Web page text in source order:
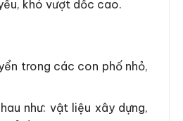
khó vượt dốc cao.
trong các con phố nhỏ,
như: vật liệu xây dựng,